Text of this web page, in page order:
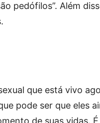
pedófilos”. Além
que está vivo
pode ser que eles
de suas vidas.